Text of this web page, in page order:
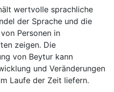
wertvolle sprachliche
der Sprache und die
Personen in
zeigen. Die
von Beytur kann
und Veränderungen
Laufe der Zeit liefern.